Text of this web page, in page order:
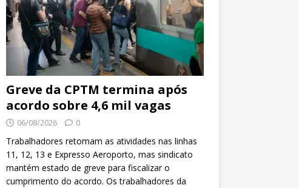
Greve da CPTM termina após
acordo sobre 4,6 mil vagas
06/08/2026 0
Trabalhadores retomam as atividades nas linhas
11, 12, 13 e Expresso Aeroporto, mas sindicato
mantém estado de greve para fiscalizar o
cumprimento do acordo. Os trabalhadores da